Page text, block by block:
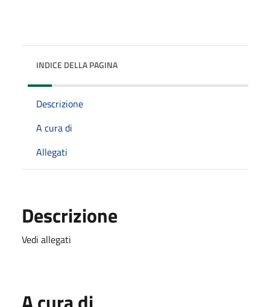
INDICE DELLA PAGINA
Descrizione
A cura di
Allegati
Descrizione
Vedi allegati